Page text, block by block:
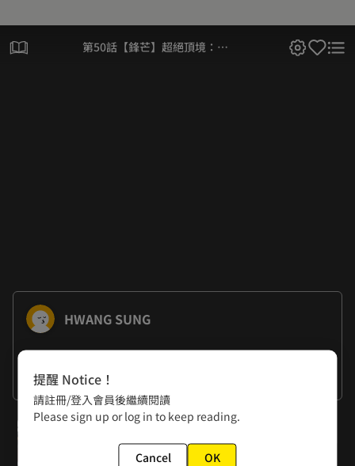
第50話【鋒芒】超絕頂境：劍
HWANG SUNG
謝謝大家的閱讀
下一話
第51話【鋒芒】宗族遴選的勝者
提醒 Notice！
請註冊/登入會員後繼續閱讀
Please sign up or log in to keep reading.
Cancel OK